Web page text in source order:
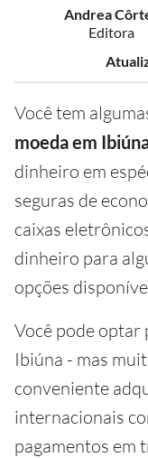
Andrea
Editora
Você tem
moeda em
dinheiro em
seguras de
caixas
dinheiro para
opções
Você pode optar
Ibiúna - mas
conveniente
internacionais
pagamentos em